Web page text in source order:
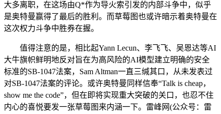
大多离职，在这场由Q*作为导火索引发的内部斗争中，似乎
是奥特曼赢得了最后的胜利。而草莓图也或许暗示着奥特曼在
这次权力斗争中胜券在握。
值得注意的是，相比起Yann Lecun、李飞飞、吴恩达等AI
大牛旗帜鲜明地反对旨在为高风险的AI模型建立明确的安全
标准的SB-1047法案，Sam Altman一直三缄其口，从未发表过
对SB-1047法案的评论。或许奥特曼同样信奉“Talk is cheap，
show me the code”，但在即将实现重大突破的关口，也忍不住
内心的喜悦要发一张草莓图来内涵一下。雷峰网(公众号：雷